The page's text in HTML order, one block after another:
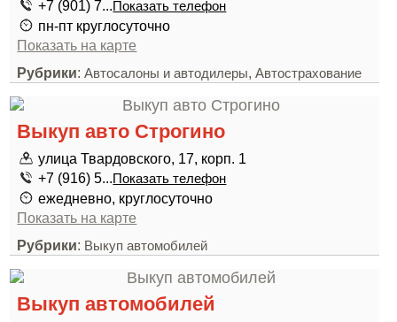
+7 (901) 7...Показать телефон
пн-пт круглосуточно
Показать на карте
Рубрики:Автосалоны и автодилеры,Автострахование
Выкуп авто Строгино
улица Твардовского, 17, корп. 1
+7 (916) 5...Показать телефон
ежедневно, круглосуточно
Показать на карте
Рубрики: Выкуп автомобилей
Выкуп автомобилей